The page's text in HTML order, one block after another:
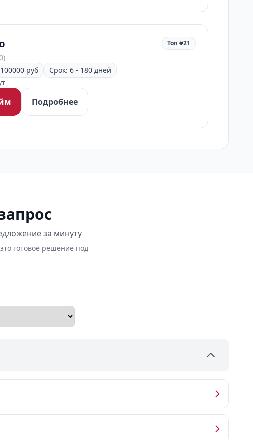
Топ #21
руб
Срок: 6 - 180 дней
Подробнее
за минуту
готовое решение под